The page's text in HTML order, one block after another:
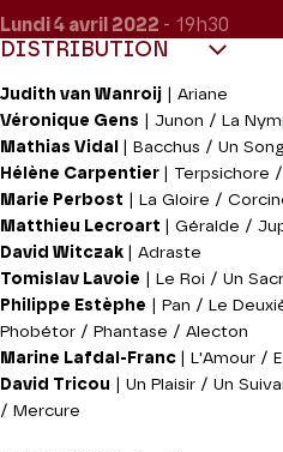
Lundi 4 avril 2022 - 19h30
DISTRIBUTION
Judith van Wanroij | Ariane
Véronique Gens | Junon / La
Mathias Vidal
| Bacchus / Un
Hélène Carpentier
| Terpsichore
Marie Perbost | La Gloire /
Matthieu Lecroart
| Géralde /
David Witczak
| Adraste
Tomislav Lavoie | Le Roi / Un
Philippe Estèphe | Pan / Le
Phobétor / Phantase / Alecton
Marine Lafdal-Franc
| L'Amour /
David Tricou | Un Plaisir / Un
/ Mercure